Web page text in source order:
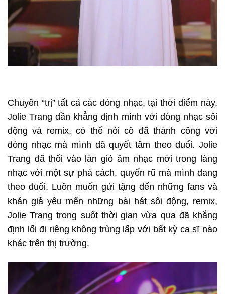
Chuyên “trị” tất cả các dòng nhạc, tại thời điểm này,
Jolie Trang dần khẳng định mình với dòng nhạc sôi
động và remix, có thể nói cô đã thành công với
dòng nhạc mà mình đã quyết tâm theo đuổi. Jolie
Trang đã thổi vào làn gió âm nhạc mới trong làng
nhạc với một sự phá cách, quyến rũ mà mình đang
theo đuổi. Luôn muốn gửi tặng đến những fans và
khán giả yêu mến những bài hát sôi động, remix,
Jolie Trang trong suốt thời gian vừa qua đã khẳng
định lối đi riêng không trùng lấp với bất kỳ ca sĩ nào
khác trên thị trường.